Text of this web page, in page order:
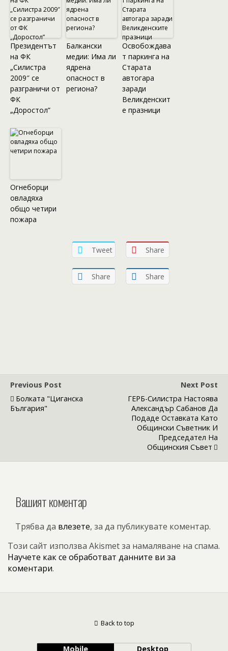
Президентът
на ФК
„Силистра
2009″ се
разграничи от
ФК
„Доростол”
Балкански
медии: Има ли
ядрена
опасност в
региона?
Освобождава
т паркинга на
Старата
автогара
заради
Великденскит
е празници
Огнеборци
овладяха
общо четири
пожара
Tweet Share
Share Share
Previous Post
Болката "циганска
България"
Next Post
ГЕРБ-Силистра Настоява
Александър Сабанов Да
Подаде Оставката Като
Общински Съветник И
Председател На
Общинския Съвет
Вашият коментар
Трябва да влезете, за да публикувате коментар.
Този сайт използва Akismet за намаляване на спама.
Научете как се обработват данните ви за
коментари.
Back to top
Mobile Desktop